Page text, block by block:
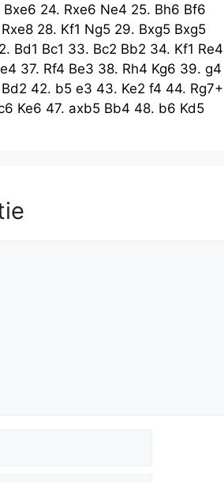
Bxe6 24. Rxe6 Ne4 25. Bh6 Bf6
Rxe8 28. Kf1 Ng5 29. Bxg5 Bxg5
Bd1 Bc1 33. Bc2 Bb2 34. Kf1 Re4
37. Rf4 Be3 38. Rh4 Kg6 39. g4
Bd2 42. b5 e3 43. Ke2 f4 44. Rg7+
Ke6 47. axb5 Bb4 48. b6 Kd5